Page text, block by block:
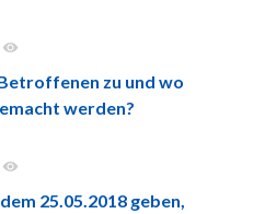
zu und wo
werden?
25.05.2018 geben,